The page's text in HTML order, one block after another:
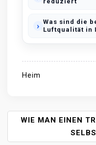
Was sind die
Luftqualität in
Heim
WIE MAN EINEN